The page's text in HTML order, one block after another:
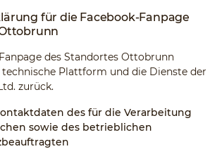
für die Facebook-Fanpage
des Standortes Ottobrunn
Plattform und die Dienste der
zurück.
des für die Verarbeitung
sowie des betrieblichen